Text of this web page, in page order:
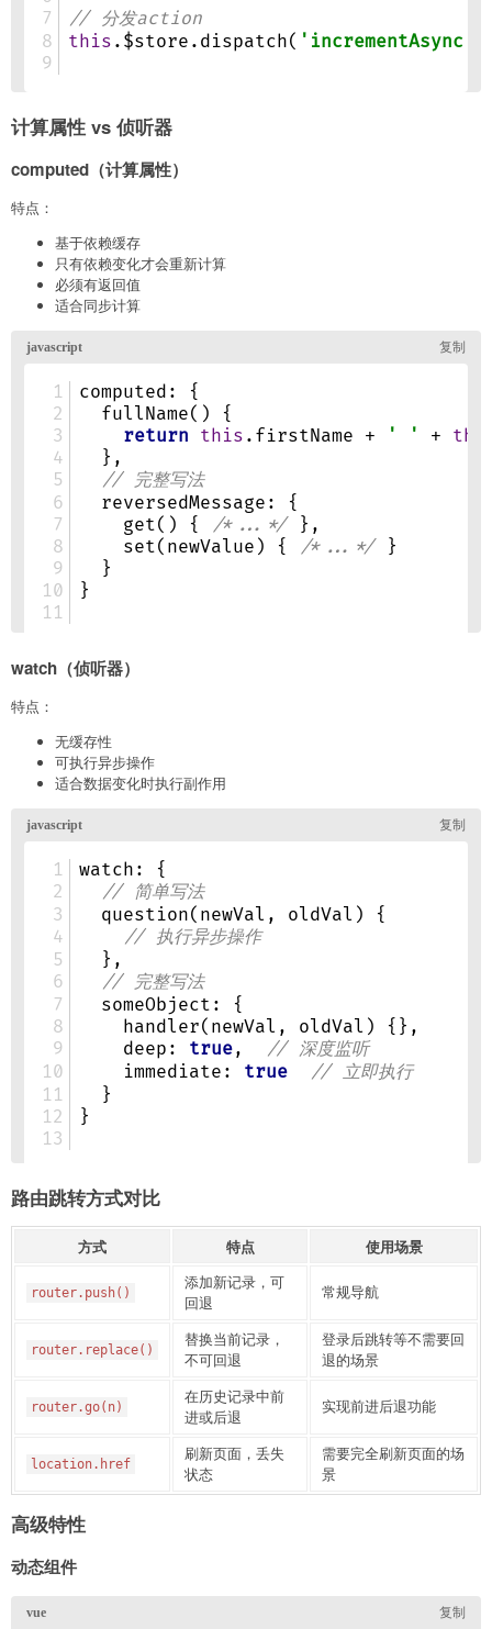
计算属性 vs 侦听器
computed（计算属性）
特点：
基于依赖缓存
只有依赖变化才会重新计算
必须有返回值
适合同步计算
watch（侦听器）
特点：
无缓存性
可执行异步操作
适合数据变化时执行副作用
路由跳转方式对比
方式 特点 使用场景
router.push()
添加新记录，可
回退
常规导航
router.replace()
替换当前记录，
不可回退
登录后跳转等不需要回
退的场景
router.go(n)
在历史记录中前
进或后退
实现前进后退功能
location.href
刷新页面，丢失
状态
需要完全刷新页面的场
景
高级特性
动态组件